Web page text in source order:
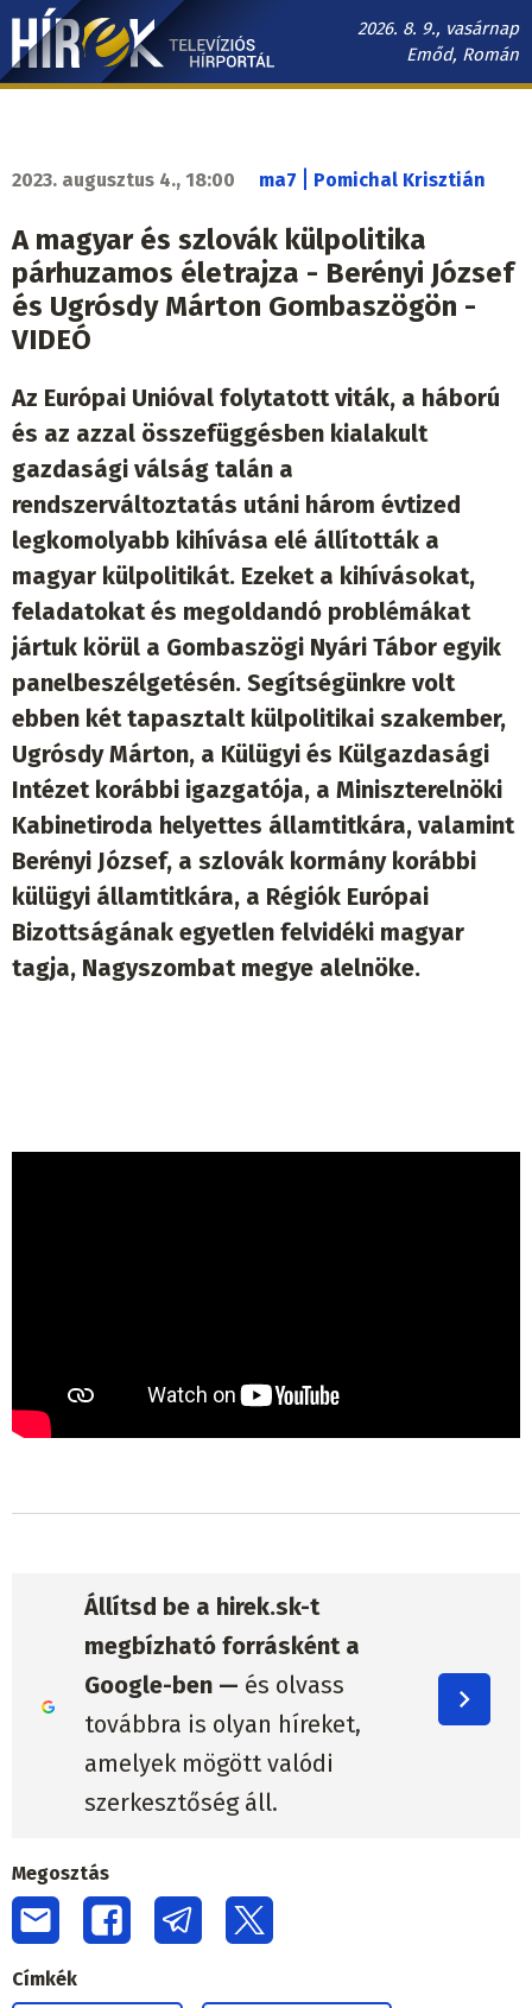
Ugrás
tartalomra
2026. 8. 9., vasárnap
Emőd, Román
Hírek.sk
2023. augusztus 4., 18:00 ma7 Pomichal Krisztián
A magyar és szlovák külpolitika
párhuzamos életrajza - Berényi József
és Ugrósdy Márton Gombaszögön -
VIDEÓ
Az Európai Unióval folytatott viták, a háború
és az azzal összefüggésben kialakult
gazdasági válság talán a
rendszerváltoztatás utáni három évtized
legkomolyabb kihívása elé állították a
magyar külpolitikát. Ezeket a kihívásokat,
feladatokat és megoldandó problémákat
jártuk körül a Gombaszögi Nyári Tábor egyik
panelbeszélgetésén. Segítségünkre volt
ebben két tapasztalt külpolitikai szakember,
Ugrósdy Márton, a Külügyi és Külgazdasági
Intézet korábbi igazgatója, a Miniszterelnöki
Kabinetiroda helyettes államtitkára, valamint
Berényi József, a szlovák kormány korábbi
külügyi államtitkára, a Régiók Európai
Bizottságának egyetlen felvidéki magyar
tagja, Nagyszombat megye alelnöke.
Állítsd be a hirek.sk-t
megbízható forrásként a
Google-ben — és olvass
továbbra is olyan híreket,
amelyek mögött valódi
szerkesztőség áll.
Megosztás
Címkék